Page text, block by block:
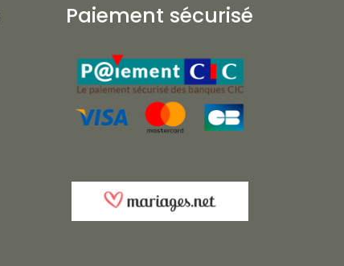
Paiement sécurisé